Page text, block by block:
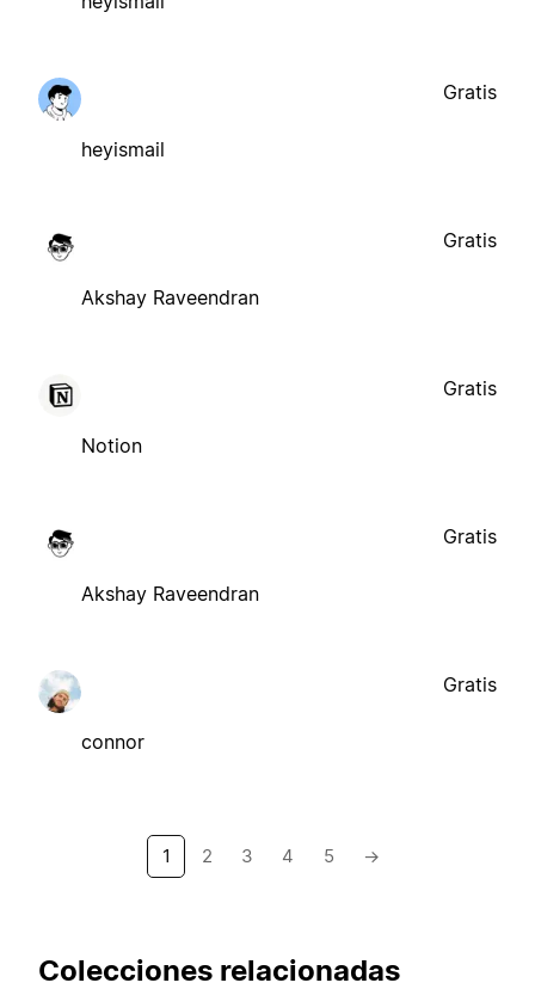
heyismail
Gratis
Akshay Raveendran
Gratis
Notion
Gratis
Akshay Raveendran
Gratis
connor
Gratis
1 2 3 4 5 →
Colecciones relacionadas